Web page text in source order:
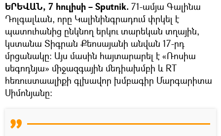
ԵՐԵՎԱՆ, 7 հուլիսի – Sputnik. 71-ամյա Գալինա
Դոլգալևան, որը Կալինինգրադում փրկել է
պատուհանից ընկնող երկու տարեկան տղային,
կստանա Տիգրան Քեոսայանի անվան 17-րդ
մրցանակը։ Այս մասին հայտարարել է «Ռոսիա
սեգոդնյա» միջազգային մեդիախմբի և RT
հեռուստաալիքի գլխավոր խմբագիր Մարգարիտա
Սիմոնյանը։